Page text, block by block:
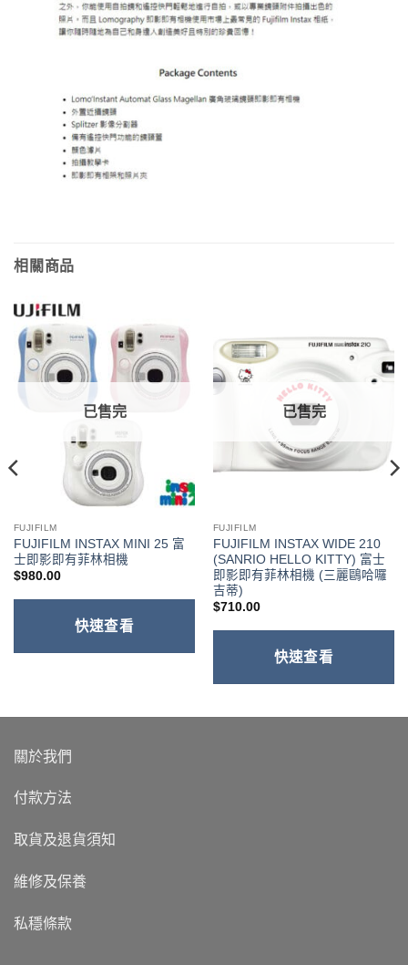
相關商品
已售完
FUJIFILM
FUJIFILM INSTAX MINI 25 富
士即影即有菲林相機
$980.00
快速查看
已售完
FUJIFILM
FUJIFILM INSTAX WIDE 210
(SANRIO HELLO KITTY) 富士
即影即有菲林相機 (三麗鷗哈囉
吉蒂)
$710.00
快速查看
關於我們
付款方法
取貨及退貨須知
維修及保養
私穩條款